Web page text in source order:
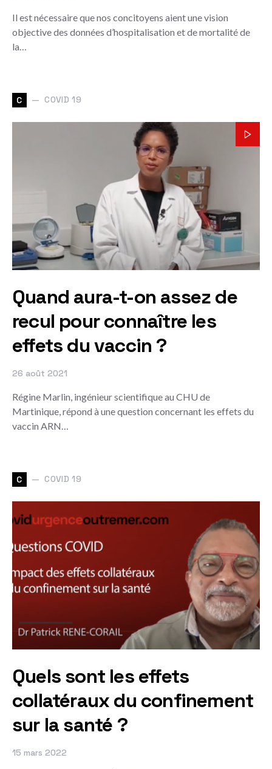
Il est nécessaire que nos concitoyens aient une vision
objective des données d’hospitalisation et de mortalité de
la…
C COVID 19
Quand aura-t-on assez de
recul pour connaître les
effets du vaccin ?
26 août 2021
Régine Marlin, ingénieur scientifique au CHU de
Martinique, répond à une question concernant les effets du
vaccin ARN…
C COVID 19
Quels sont les effets
collatéraux du confinement
sur la santé ?
15 mars 2022